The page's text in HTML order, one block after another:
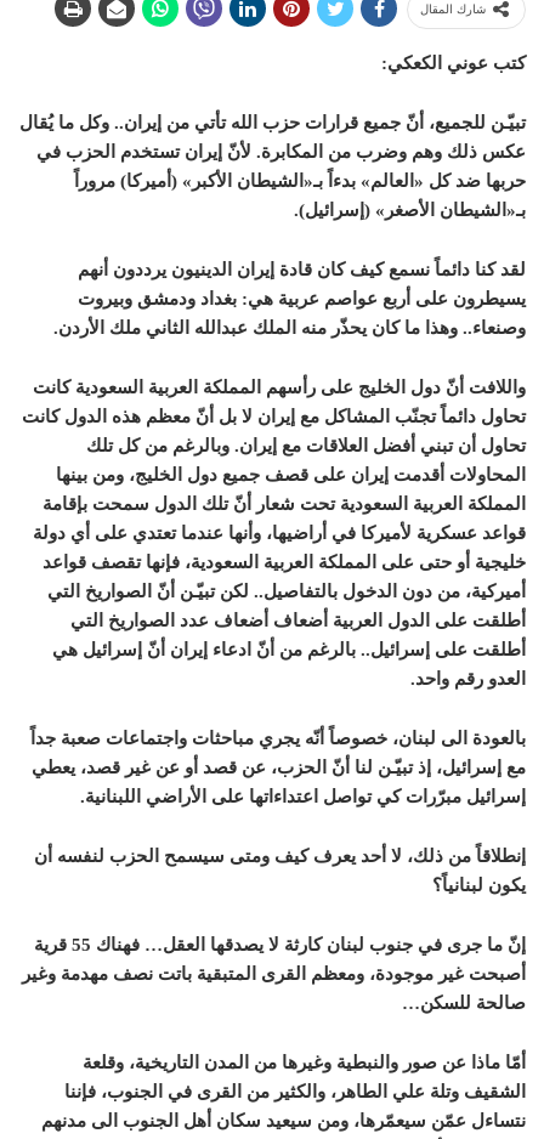
شارك المقال
كتب عوني الكعكي:
تبيّـن للجميع، أنّ جميع قرارات حزب الله تأتي من إيران.. وكل ما يُقال
عكس ذلك وهم وضرب من المكابرة. لأنّ إيران تستخدم الحزب في
حربها ضد كل «العالم» بدءاً بـ«الشيطان الأكبر» (أميركا) مروراً
بـ«الشيطان الأصغر» (إسرائيل).
لقد كنا دائماً نسمع كيف كان قادة إيران الدينيون يرددون أنهم
يسيطرون على أربع عواصم عربية هي: بغداد ودمشق وبيروت
وصنعاء.. وهذا ما كان يحذّر منه الملك عبدالله الثاني ملك الأردن.
واللافت أنّ دول الخليج على رأسهم المملكة العربية السعودية كانت
تحاول دائماً تجنّب المشاكل مع إيران لا بل أنّ معظم هذه الدول كانت
تحاول أن تبني أفضل العلاقات مع إيران. وبالرغم من كل تلك
المحاولات أقدمت إيران على قصف جميع دول الخليج، ومن بينها
المملكة العربية السعودية تحت شعار أنّ تلك الدول سمحت بإقامة
قواعد عسكرية لأميركا في أراضيها، وأنها عندما تعتدي على أي دولة
خليجية أو حتى على المملكة العربية السعودية، فإنها تقصف قواعد
أميركية، من دون الدخول بالتفاصيل.. لكن تبيّـن أنّ الصواريخ التي
أطلقت على الدول العربية أضعاف أضعاف عدد الصواريخ التي
أطلقت على إسرائيل.. بالرغم من أنّ ادعاء إيران أنّ إسرائيل هي
العدو رقم واحد.
بالعودة الى لبنان، خصوصاً أنّه يجري مباحثات واجتماعات صعبة جداً
مع إسرائيل، إذ تبيّـن لنا أنّ الحزب، عن قصد أو عن غير قصد، يعطي
إسرائيل مبرّرات كي تواصل اعتداءاتها على الأراضي اللبنانية.
إنطلاقاً من ذلك، لا أحد يعرف كيف ومتى سيسمح الحزب لنفسه أن
يكون لبنانياً؟
إنّ ما جرى في جنوب لبنان كارثة لا يصدقها العقل… فهناك 55 قرية
أصبحت غير موجودة، ومعظم القرى المتبقية باتت نصف مهدمة وغير
صالحة للسكن…
أمّا ماذا عن صور والنبطية وغيرها من المدن التاريخية، وقلعة
الشقيف وتلة علي الطاهر، والكثير من القرى في الجنوب، فإننا
نتساءل عمّن سيعمّرها، ومن سيعيد سكان أهل الجنوب الى مدنهم